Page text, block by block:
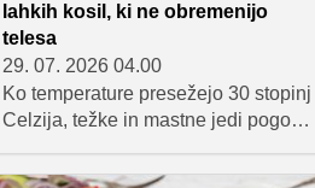
lahkih kosil, ki ne obremenijo
telesa
29. 07. 2026 04.00
Ko temperature presežejo 30 stopinj
Celzija, težke in mastne jedi pogosto
sedem lahkih poletnih kosil, ki